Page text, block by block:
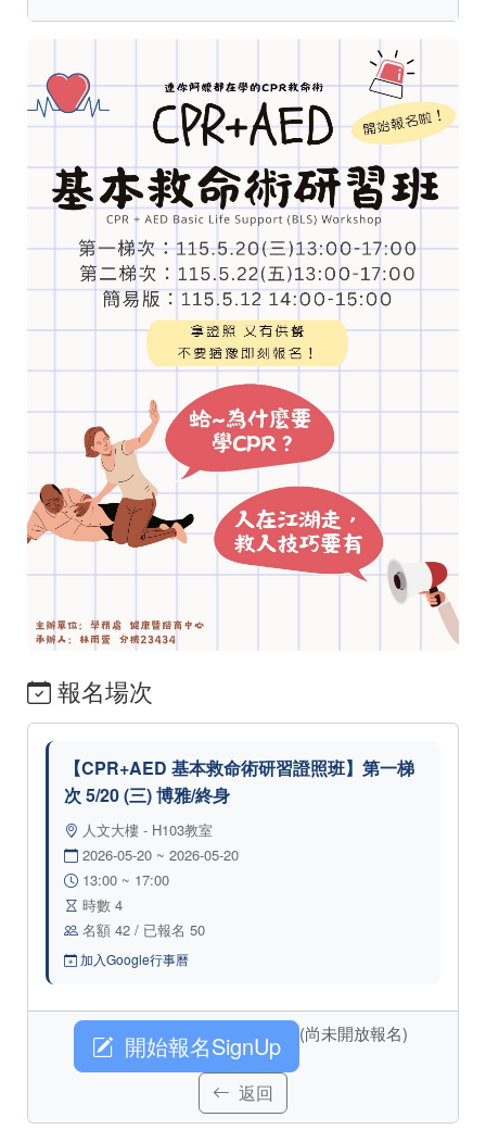
報名場次
【CPR+AED 基本救命術研習證照班】第一梯
次 5/20 (三) 博雅/終身
人文大樓 - H103教室
2026-05-20 ~ 2026-05-20
13:00 ~ 17:00
時數 4
名額 42 / 已報名 50
加入Google行事曆
開始報名SignUp (尚未開放報名)
返回